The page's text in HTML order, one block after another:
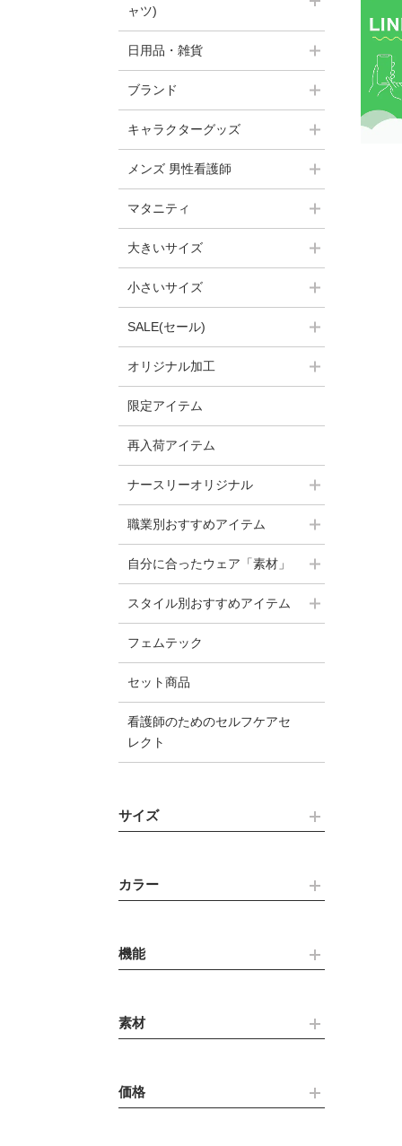
ャツ)
日用品・雑貨
ブランド
キャラクターグッズ
メンズ 男性看護師
マタニティ
大きいサイズ
小さいサイズ
SALE(セール)
オリジナル加工
限定アイテム
再入荷アイテム
ナースリーオリジナル
職業別おすすめアイテム
自分に合ったウェア「素材」
スタイル別おすすめアイテム
フェムテック
セット商品
看護師のためのセルフケアセ
レクト
サイズ
カラー
機能
素材
価格